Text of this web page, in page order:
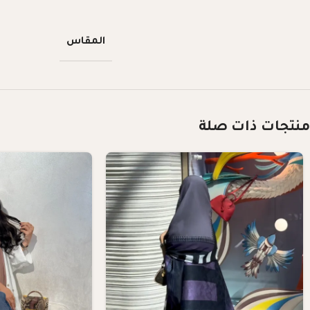
المقاس
منتجات ذات صلة